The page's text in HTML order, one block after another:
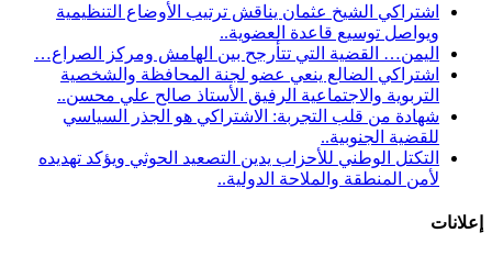
اشتراكي الشيخ عثمان يناقش ترتيب الأوضاع التنظيمية
ويواصل توسيع قاعدة العضوية..
اليمن… القضية التي تتأرجح بين الهامش ومركز الصراع…
اشتراكي الضالع ينعي عضو لجنة المحافظة والشخصية
التربوية والاجتماعية الرفيق الأستاذ صالح علي محسن..
شهادة من قلب التجربة: الاشتراكي هو الجذر السياسي
للقضية الجنوبية..
التكتل الوطني للأحزاب يدين التصعيد الحوثي ويؤكد تهديده
لأمن المنطقة والملاحة الدولية..
إعلانات